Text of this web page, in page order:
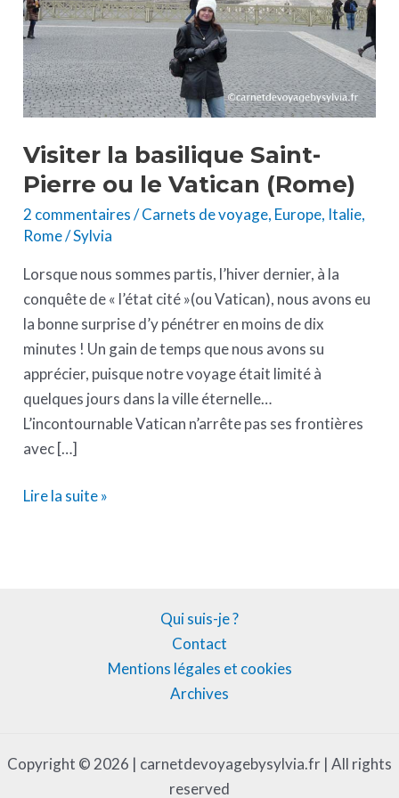
Visiter la basilique Saint-
Pierre ou le Vatican (Rome)
2 commentaires/Carnets de voyage, Europe, Italie,
Rome/Sylvia
Lorsque nous sommes partis, l’hiver dernier, à la
conquête de « l’état cité »(ou Vatican), nous avons eu
la bonne surprise d’y pénétrer en moins de dix
minutes ! Un gain de temps que nous avons su
apprécier, puisque notre voyage était limité à
quelques jours dans la ville éternelle…
L’incontournable Vatican n’arrête pas ses frontières
avec […]
le
Vatican
(Rome)
Lire la suite »
Qui suis-je ?
Contact
Mentions légales et cookies
Archives
Copyright © 2026 | carnetdevoyagebysylvia.fr | All rights
reserved